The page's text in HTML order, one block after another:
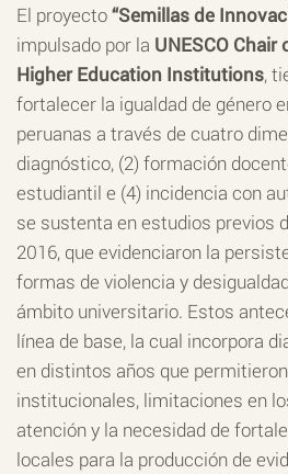
El proyecto“Semillas de
impulsado por la UNESCO
Higher Education Institutions,
fortalecer la igualdad de género
peruanas a través de cuatro
diagnóstico, (2) formación
estudiantil e (4) incidencia con
se sustenta en estudios previos
2016, que evidenciaron la
formas de violencia y
ámbito universitario. Estos
línea de base, la cual incorpora
en distintos años que
institucionales, limitaciones en
atención y la necesidad de
locales para la producción de